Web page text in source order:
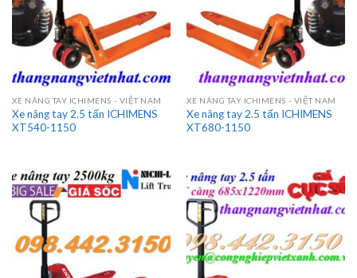
XE NÂNG TAY ICHIMENS - VIỆT NAM
Xe nâng tay 2.5 tấn ICHIMENS
XT540-1150
XE NÂNG TAY ICHIMENS - VIỆT NAM
Xe nâng tay 2.5 tấn ICHIMENS
XT680-1150